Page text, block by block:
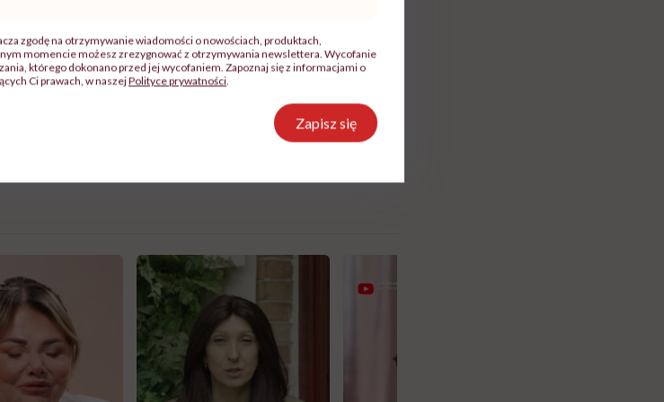
czy coś się osypuje. Zobacz, czy coś zostaje pod
potrzyj palcami w górę i dół, szczególnie w
lepka i ma brzydki zapach, to duże
dotyczy też ciebie – przyp. red.]. Pogrzeb między włosami,
zgodę na otrzymywanie wiadomości o nowościach, produktach,
momencie możesz zrezygnować z otrzymywania newslettera. Wycofanie
którego dokonano przed jej wycofaniem. Zapoznaj się z informacjami o
Ci prawach, w naszejPolityce prywatności.
Zapisz się